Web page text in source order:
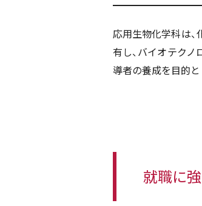
応用生物化学科は、
有し、バイオテクノ
導者の養成を目的と
就職に